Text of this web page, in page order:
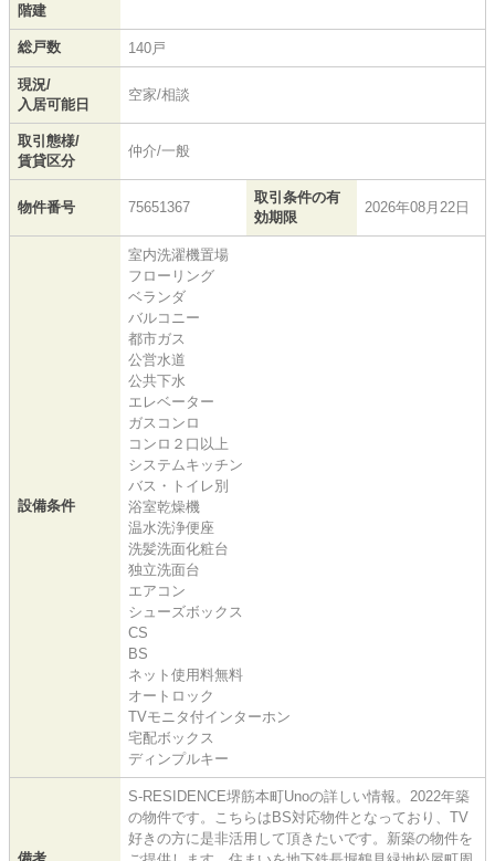
階建
総戸数 140戸
現況/
入居可能日
空家/相談
取引態様/
賃貸区分
仲介/一般
物件番号 75651367
取引条件の有
効期限
2026年08月22日
設備条件
室内洗濯機置場
フローリング
ベランダ
バルコニー
都市ガス
公営水道
公共下水
エレベーター
ガスコンロ
コンロ２口以上
システムキッチン
バス・トイレ別
浴室乾燥機
温水洗浄便座
洗髪洗面化粧台
独立洗面台
エアコン
シューズボックス
CS
BS
ネット使用料無料
オートロック
TVモニタ付インターホン
宅配ボックス
ディンプルキー
S-RESIDENCE堺筋本町Unoの詳しい情報。2022年築
の物件です。こちらはBS対応物件となっており、TV
好きの方に是非活用して頂きたいです。新築の物件を